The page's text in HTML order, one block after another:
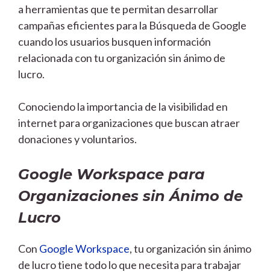
a herramientas que te permitan desarrollar
campañas eficientes para la Búsqueda de Google
cuando los usuarios busquen información
relacionada con tu organización sin ánimo de
lucro.
Conociendo la importancia de la visibilidad en
internet para organizaciones que buscan atraer
donaciones y voluntarios.
Google Workspace para
Organizaciones sin Ánimo de
Lucro
Con Google Workspace, tu organización sin ánimo
de lucro tiene todo lo que necesita para trabajar